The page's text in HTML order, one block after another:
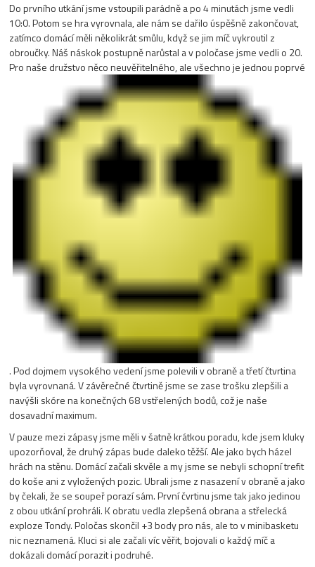
Do prvního utkání jsme vstoupili parádně a po 4 minutách jsme vedli
10:0. Potom se hra vyrovnala, ale nám se dařilo úspěšně zakončovat,
zatímco domácí měli několikrát smůlu, když se jim míč vykroutil z
obroučky. Náš náskok postupně narůstal a v poločase jsme vedli o 20.
Pro naše družstvo něco neuvěřitelného, ale všechno je jednou poprvé
. Pod dojmem vysokého vedení jsme polevili v obraně a třetí čtvrtina
byla vyrovnaná. V závěrečné čtvrtině jsme se zase trošku zlepšili a
navýšli skóre na konečných 68 vstřelených bodů, což je naše
dosavadní maximum.
V pauze mezi zápasy jsme měli v šatně krátkou poradu, kde jsem kluky
upozorňoval, že druhý zápas bude daleko těžší. Ale jako bych házel
hrách na stěnu. Domácí začali skvěle a my jsme se nebyli schopní trefit
do koše ani z vyložených pozic. Ubrali jsme z nasazení v obraně a jako
by čekali, že se soupeř porazí sám. První čvrtinu jsme tak jako jedinou
z obou utkání prohráli. K obratu vedla zlepšená obrana a střelecká
exploze Tondy. Poločas skončil +3 body pro nás, ale to v minibasketu
nic neznamená. Kluci si ale začali víc věřit, bojovali o každý míč a
dokázali domácí porazit i podruhé.